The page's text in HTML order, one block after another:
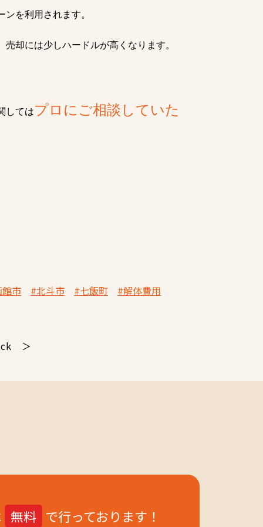
を利用されます。
却には少しハードルが高くなります。
してはプロにご相談していた
市 #北斗市 #七飯町 #解体費用
無料 で行っております！